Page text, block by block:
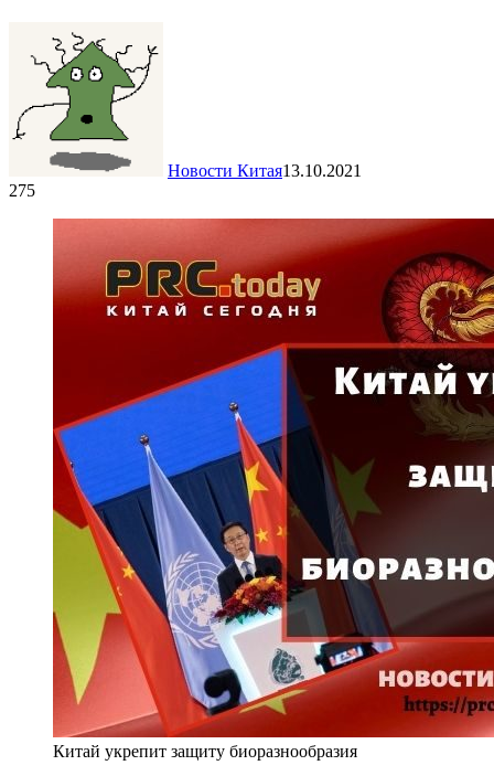
Новости Китая13.10.2021
275
Китай укрепит защиту биоразнообразия